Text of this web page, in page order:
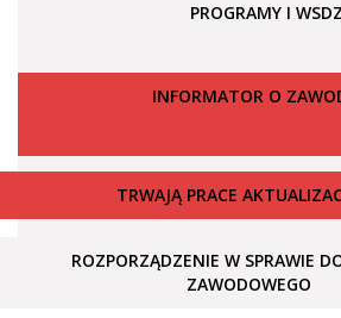
PROGRAMY I WSDZ
INFORMATOR O
TRWAJĄ PRACE
ROZPORZĄDZENIE W SPRAWIE
ZAWODOWEGO